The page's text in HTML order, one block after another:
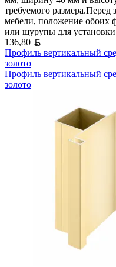
требуемого размера.Перед
мебели, положение обоих
или шурупы для
136,80
Профиль вертикальный
золото
Профиль вертикальный
золото